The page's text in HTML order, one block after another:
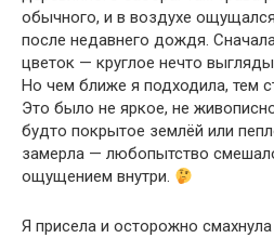
обычного, и в воздухе
после недавнего дождя.
цветок — круглое нечто
Но чем ближе я подходила, тем
Это было не яркое, не
будто покрытое землёй или
замерла — любопытство
ощущением внутри.
Я присела и осторожно